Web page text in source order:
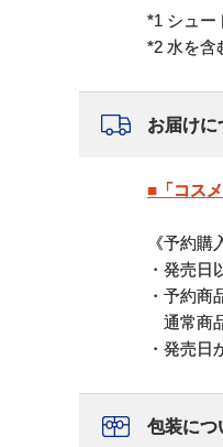
*1 シュー
*2 水を含
お届けに
■「コス
《予約購
・発売日
・予約
通常商
・発売日
包装につ